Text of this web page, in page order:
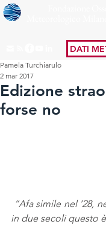
DATI
Edizione
forse no
Pamela Turchiarulo
2 mar 2017
in due secoli questo